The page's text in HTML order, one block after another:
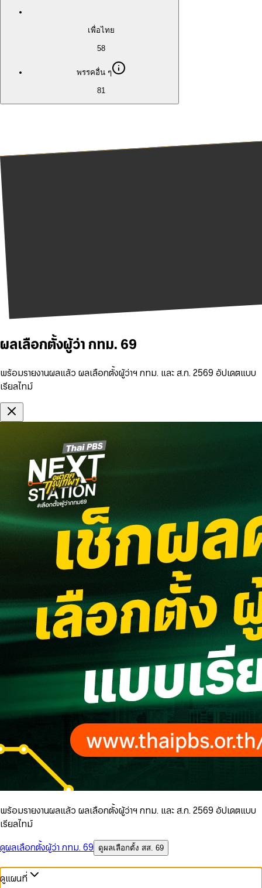
เพื่อไทย
58
พรรคอื่น ๆ
81
ผลเลือกตั้งผู้ว่า กทม. 69
พร้อมรายงานผลแล้ว ผลเลือกตั้งผู้ว่าฯ กทม. และ ส.ก. 2569 อัปเดตแบบ
เรียลไทม์
พร้อมรายงานผลแล้ว ผลเลือกตั้งผู้ว่าฯ กทม. และ ส.ก. 2569 อัปเดตแบบ
เรียลไทม์
ดูผลเลือกตั้งผู้ว่า กทม. 69
ดูผลเลือกตั้ง สส. 69
ดูแผนที่